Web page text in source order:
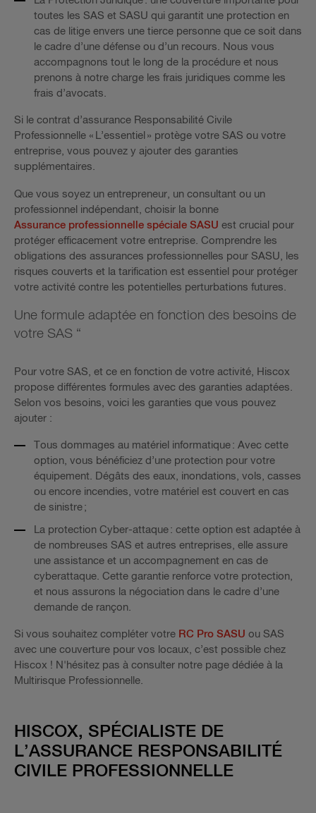
toutes les SAS et SASU qui garantit une protection en
cas de litige envers une tierce personne que ce soit dans
le cadre d’une défense ou d’un recours. Nous vous
accompagnons tout le long de la procédure et nous
prenons à notre charge les frais juridiques comme les
frais d’avocats.
Si le contrat d’assurance Responsabilité Civile
Professionnelle « L’essentiel » protège votre SAS ou votre
entreprise, vous pouvez y ajouter des garanties
supplémentaires.
Que vous soyez un entrepreneur, un consultant ou un
professionnel indépendant, choisir la bonne
Assurance professionnelle spéciale SASU est crucial pour
protéger efficacement votre entreprise. Comprendre les
obligations des assurances professionnelles pour SASU, les
risques couverts et la tarification est essentiel pour protéger
votre activité contre les potentielles perturbations futures.
Une formule adaptée en fonction des besoins de
votre SAS “
Pour votre SAS, et ce en fonction de votre activité, Hiscox
propose différentes formules avec des garanties adaptées.
Selon vos besoins, voici les garanties que vous pouvez
ajouter :
Tous dommages au matériel informatique : Avec cette
option, vous bénéficiez d’une protection pour votre
équipement. Dégâts des eaux, inondations, vols, casses
ou encore incendies, votre matériel est couvert en cas
de sinistre ;
La protection Cyber-attaque : cette option est adaptée à
de nombreuses SAS et autres entreprises, elle assure
une assistance et un accompagnement en cas de
cyberattaque. Cette garantie renforce votre protection,
et nous assurons la négociation dans le cadre d’une
demande de rançon.
Si vous souhaitez compléter votre RC Pro SASU ou SAS
avec une couverture pour vos locaux, c’est possible chez
Hiscox ! N'hésitez pas à consulter notre page dédiée à la
Multirisque Professionnelle.
HISCOX, SPÉCIALISTE DE
L’ASSURANCE RESPONSABILITÉ
CIVILE PROFESSIONNELLE